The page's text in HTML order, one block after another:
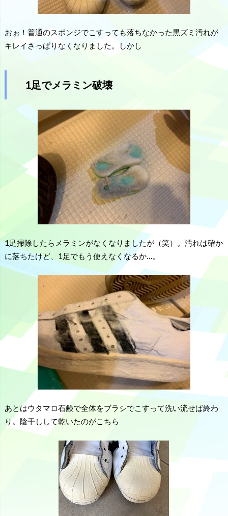
おぉ！普通のスポンジでこすっても落ちなかった黒ズミ汚れが
キレイさっぱりなくなりました。しかし
1足でメラミン破壊
1足掃除したらメラミンがなくなりましたが（笑）。汚れは確か
に落ちたけど、1足でもう使えなくなるか…。
あとはウタマロ石鹸で全体をブラシでこすって洗い流せば終わ
り。陰干しして乾いたのがこちら